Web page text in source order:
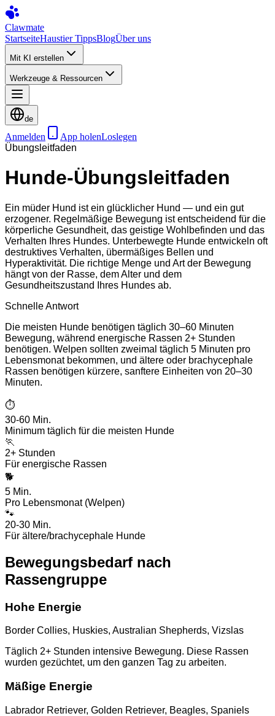
Clawmate
StartseiteHaustier TippsBlogÜber uns
Mit KI erstellen
Werkzeuge & Ressourcen
de
Anmelden App holenLoslegen
Übungsleitfaden
Hunde-Übungsleitfaden
Ein müder Hund ist ein glücklicher Hund — und ein gut
erzogener. Regelmäßige Bewegung ist entscheidend für die
körperliche Gesundheit, das geistige Wohlbefinden und das
Verhalten Ihres Hundes. Unterbewegte Hunde entwickeln oft
destruktives Verhalten, übermäßiges Bellen und
Hyperaktivität. Die richtige Menge und Art der Bewegung
hängt von der Rasse, dem Alter und dem
Gesundheitszustand Ihres Hundes ab.
Schnelle Antwort
Die meisten Hunde benötigen täglich 30–60 Minuten
Bewegung, während energische Rassen 2+ Stunden
benötigen. Welpen sollten zweimal täglich 5 Minuten pro
Lebensmonat bekommen, und ältere oder brachycephale
Rassen benötigen kürzere, sanftere Einheiten von 20–30
Minuten.
⏱️
30-60 Min.
Minimum täglich für die meisten Hunde
🏃
2+ Stunden
Für energische Rassen
🐕
5 Min.
Pro Lebensmonat (Welpen)
🐾
20-30 Min.
Für ältere/brachycephale Hunde
Bewegungsbedarf nach
Rassengruppe
Hohe Energie
Border Collies, Huskies, Australian Shepherds, Vizslas
Täglich 2+ Stunden intensive Bewegung. Diese Rassen
wurden gezüchtet, um den ganzen Tag zu arbeiten.
Mäßige Energie
Labrador Retriever, Golden Retriever, Beagles, Spaniels